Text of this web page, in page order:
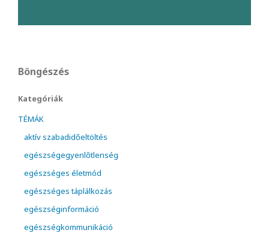
Böngészés
Kategóriák
TÉMÁK
aktív szabadidőeltöltés
egészségegyenlőtlenség
egészséges életmód
egészséges táplálkozás
egészséginformáció
egészségkommunikáció